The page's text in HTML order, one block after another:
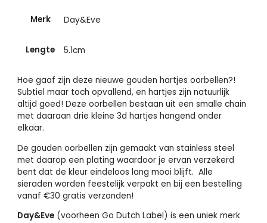
Merk Day&Eve
Lengte 5.1cm
Hoe gaaf zijn deze nieuwe gouden hartjes oorbellen?!
Subtiel maar toch opvallend, en hartjes zijn natuurlijk
altijd goed! Deze oorbellen bestaan uit een smalle chain
met daaraan drie kleine 3d hartjes hangend onder
elkaar.
De gouden oorbellen zijn gemaakt van stainless steel
met daarop een plating waardoor je ervan verzekerd
bent dat de kleur eindeloos lang mooi blijft. Alle
sieraden worden feestelijk verpakt en bij een bestelling
vanaf €30 gratis verzonden!
Day&Eve (voorheen Go Dutch Label) is een uniek merk